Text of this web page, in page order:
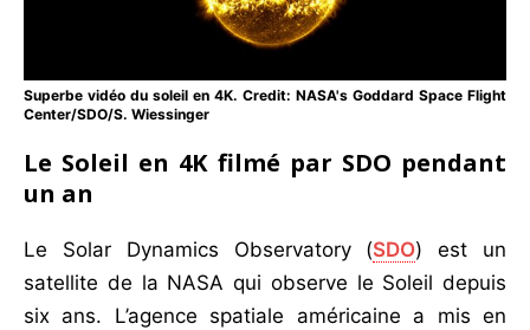
Superbe vidéo du soleil en 4K. Credit: NASA's Goddard Space Flight
Center/SDO/S. Wiessinger
Le Soleil en 4K filmé par SDO pendant
un an
Le Solar Dynamics Observatory (SDO) est un
satellite de la NASA qui observe le Soleil depuis
six ans. L’agence spatiale américaine a mis en